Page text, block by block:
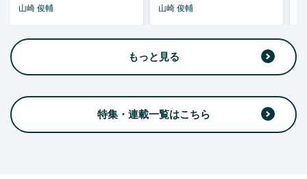
山崎 俊輔 山崎 俊輔
もっと見る
特集・連載一覧はこちら